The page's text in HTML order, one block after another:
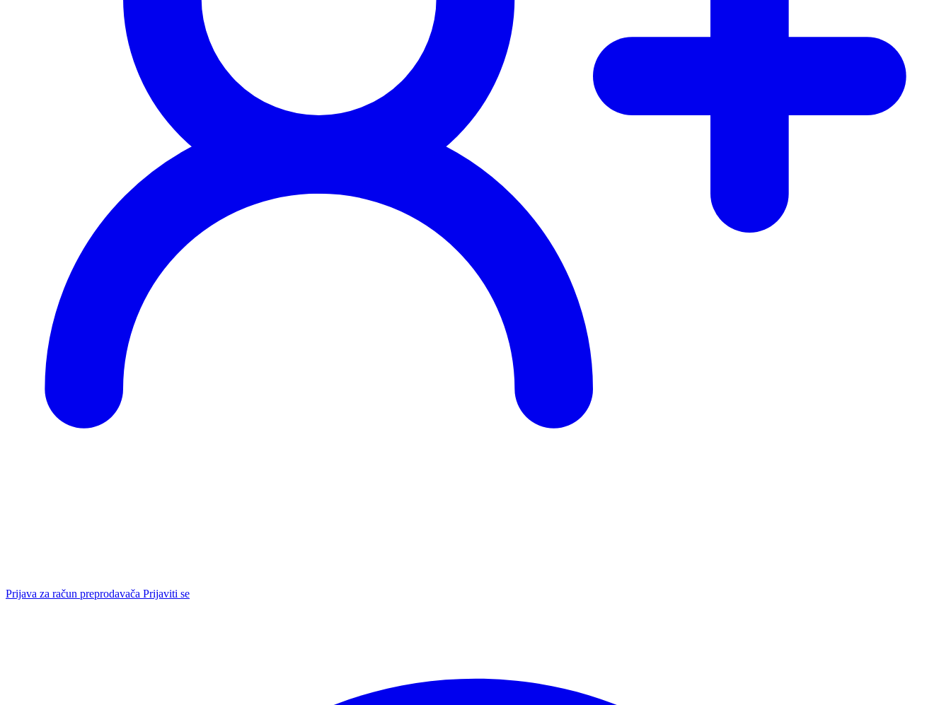
Prijava za račun preprodavača Prijaviti se